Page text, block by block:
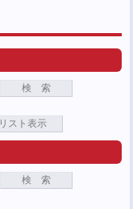
検 索
リスト表示
検 索